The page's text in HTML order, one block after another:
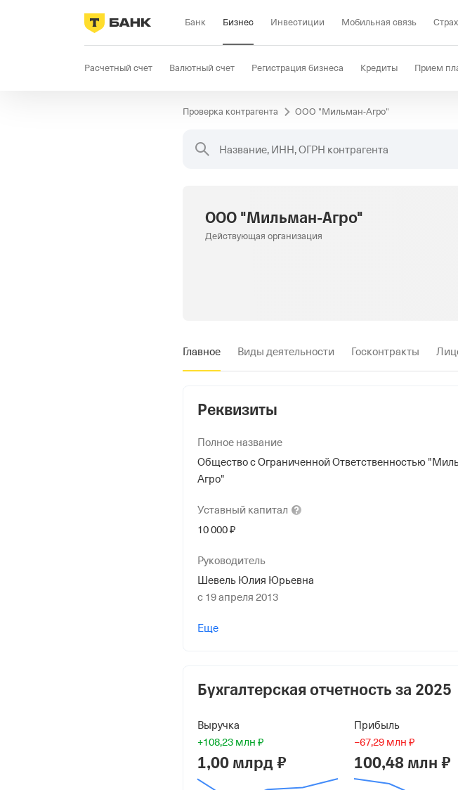
Банк Бизнес Инвестиции Мобильная связь
Расчетный счет Валютный счет Регистрация бизнеса Кредиты Прием
Продажи Селлер Госзакупки Депозиты КЭДО
Проверка контрагента ООО "Мильман-Агро"
Название, ИНН, ОГРН контрагента
ООО "Мильман-Агро"
Действующая организация
Главное Виды деятельности Госконтракты
Реквизиты
Полное название
Общество с Ограниченной Ответственностью
Агро"
Уставный капитал
10 000 ₽
Руководитель
Шевель Юлия Юрьевна
с 19 апреля 2013
Шевель Юрий Александрович
Форма
Средний бизнес
Дата регистрации
Краткое название
Еще
Бухгалтерская отчетность за 2025
Выручка
+108,23 млн ₽
1,00 млрд ₽
Прибыль
−67,29 млн ₽
100,48 млн ₽